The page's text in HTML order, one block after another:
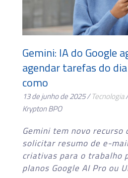
Gemini: IA do Google
agendar tarefas do
como
13 de junho de 2025 /Tecnologia/
Krypton BPO
Gemini tem novo
solicitar resumo de e-
criativas para o trabalho
planos Google AI Pro ou